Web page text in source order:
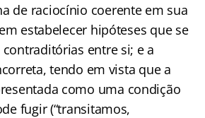
de raciocínio coerente em sua
estabelecer hipóteses que se
entre si; e a
tendo em vista que a
como uma condição
fugir (“transitamos,